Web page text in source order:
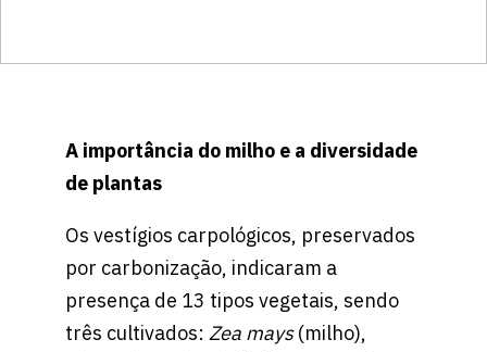
A importância do milho e a diversidade
de plantas
Os vestígios carpológicos, preservados
por carbonização, indicaram a
presença de 13 tipos vegetais, sendo
três cultivados: Zea mays(milho),